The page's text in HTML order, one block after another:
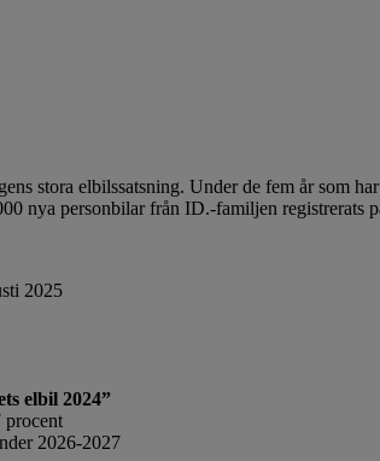
stora elbilssatsning. Under de fem år som
nya personbilar från ID.-familjen registrerats
2025
elbil 2024”
procent
2026-2027